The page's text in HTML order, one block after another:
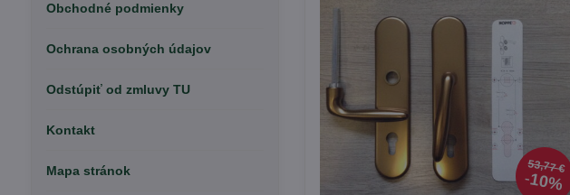
53,77 €
10%
Obchodné podmienky
Ochrana osobných údajov
Odstúpiť od zmluvy TU
Kontakt
Mapa stránok